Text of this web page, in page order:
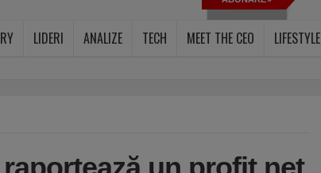
LIDERI ANALIZE TECH MEET THE CEO LIFESTYLE